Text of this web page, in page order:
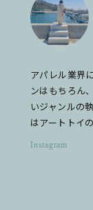
アパレル業界
ンはもちろん
いジャンルの
はアートトイ
Instagram